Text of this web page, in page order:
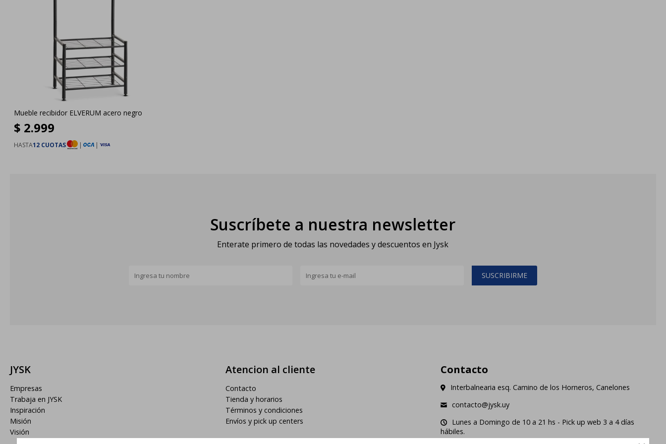
Mueble recibidor ELVERUM acero negro
$ 2.999
HASTA12 CUOTAS | |
Suscríbete a nuestra newsletter
Enterate primero de todas las novedades y descuentos en Jysk
SUSCRIBIRME
JYSK
Empresas
Trabaja en JYSK
Inspiración
Misión
Visión
Atencion al cliente
Contacto
Tienda y horarios
Términos y condiciones
Envíos y pick up centers
Contacto
Interbalnearia esq. Camino de los Horneros, Canelones
contacto@jysk.uy
Lunes a Domingo de 10 a 21 hs - Pick up web 3 a 4 días
hábiles.